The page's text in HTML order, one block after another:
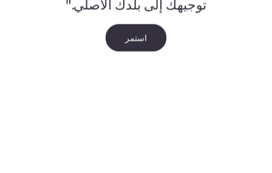
توجيهك إلى بلدك الأصلي."
استمر